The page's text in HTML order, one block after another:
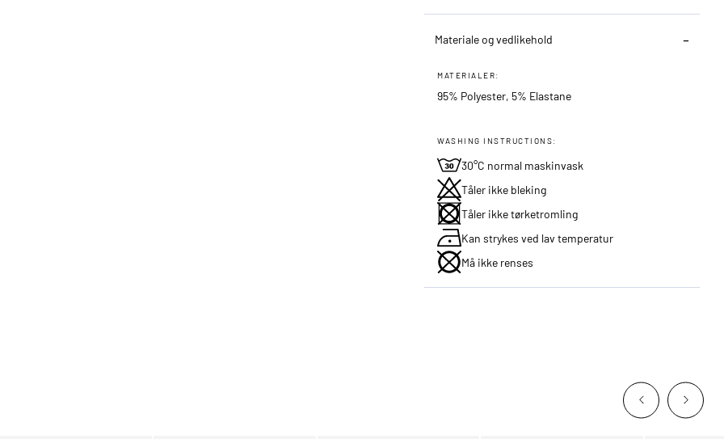
Materiale og vedlikehold
MATERIALER:
95% Polyester, 5% Elastane
WASHING INSTRUCTIONS:
30°C normal maskinvask
Tåler ikke bleking
Tåler ikke tørketromling
Kan strykes ved lav temperatur
Må ikke renses